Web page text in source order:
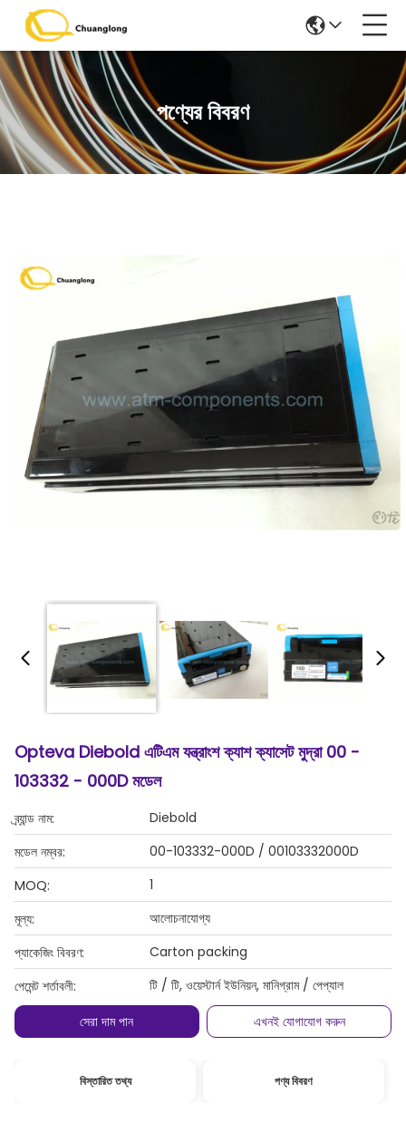
পণ্যের বিবরণ
Opteva Diebold এটিএম যন্ত্রাংশ ক্যাশ ক্যাসেট মুদ্রা 00 -
103332 - 000D মডেল
ব্র্যান্ড নাম:
Diebold
মডেল নম্বর:
00-103332-000D / 00103332000D
MOQ:
1
মূল্য:
আলোচনাযোগ্য
প্যাকেজিং বিবরণ:
Carton packing
পেমেন্ট শর্তাবলী:
টি / টি, ওয়েস্টার্ন ইউনিয়ন, মানিগ্রাম / পেপ্যাল
সেরা দাম পান
এখনই যোগাযোগ করুন
বিস্তারিত তথ্য পণ্য বিবরণ